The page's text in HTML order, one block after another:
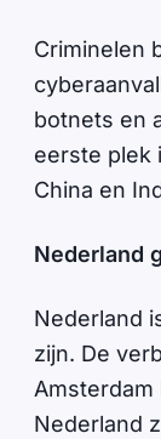
Criminelen
botnets en
eerste plek
China en
Nederland
Nederland
zijn. De
Nederland